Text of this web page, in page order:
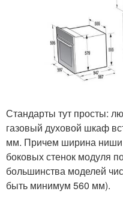
Стандарты тут просты:
газовый духовой шкаф
мм. Причем ширина
боковых стенок модуля
большинства моделей
быть минимум 560 мм).